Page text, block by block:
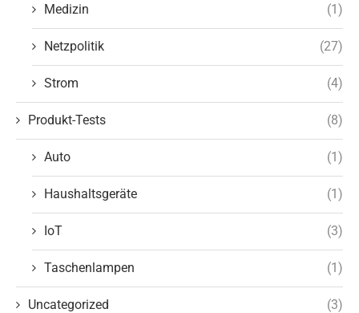
Medizin (1)
Netzpolitik (27)
Strom (4)
Produkt-Tests (8)
Auto (1)
Haushaltsgeräte (1)
IoT (3)
Taschenlampen (1)
Uncategorized (3)